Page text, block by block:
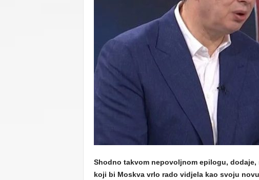
U
Shodno takvom nepovoljnom epilogu, dodaje,
koji bi Moskva vrlo rado vidjela kao svoju